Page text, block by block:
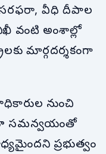
సరఫరా, వీధి దీపాల
వంటి అంశాల్లో
మార్గదర్శకంగా
నుంచి
సమన్వయంతో
ప్రభుత్వం